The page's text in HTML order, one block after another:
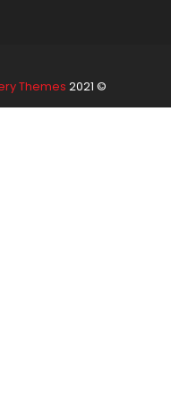
© 2021 All Rights Reserved
Themes